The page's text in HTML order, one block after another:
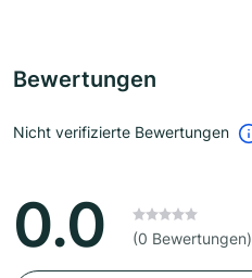
Bewertungen
Nicht verifizierte Bewertungen
0.0 (0 Bewertungen)